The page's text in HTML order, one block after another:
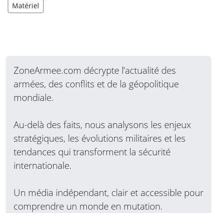
Matériel
ZoneArmee.com décrypte l’actualité des
armées, des conflits et de la géopolitique
mondiale.
Au-delà des faits, nous analysons les enjeux
stratégiques, les évolutions militaires et les
tendances qui transforment la sécurité
internationale.
Un média indépendant, clair et accessible pour
comprendre un monde en mutation.